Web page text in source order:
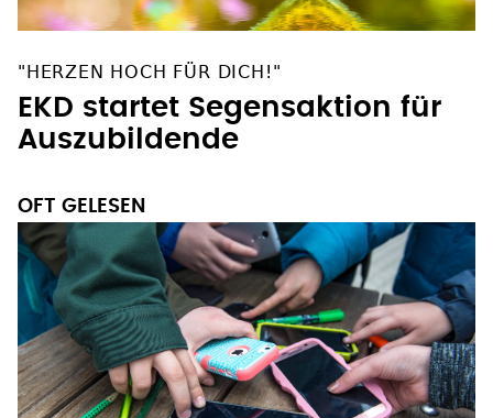
"HERZEN HOCH FÜR DICH!"
EKD startet Segensaktion für
Auszubildende
OFT GELESEN